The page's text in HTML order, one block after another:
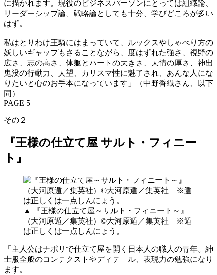
に描かれます。現役のビジネスパーソンにとっては組織論、
リーダーシップ論、戦略論としても十分、学びどころが多い
はず。
私はとりわけ王騎にはまっていて、ルックスやしゃべり方の
妖しいギャップもさることながら、度はずれた強さ、視野の
広さ、志の高さ、体躯とハートの大きさ、人情の厚さ、神出
鬼没の行動力、人望、カリスマ性に魅了され、あんな人にな
りたいと心のお手本になっています」（中野香織さん、以下
同）
PAGE 5
その２
『王様の仕立て屋 サルト・フィニー
ト』
▲ 『王様の仕立て屋～サルト・フィニート～』
（大河原遁／集英社）©大河原遁／集英社 ※遁
は正しくは一点しんにょう。
「主人公はナポリで仕立て屋を開く日本人の職人の青年。紳
士服全般のコンテクストやディテール、表現力の勉強になり
ます。